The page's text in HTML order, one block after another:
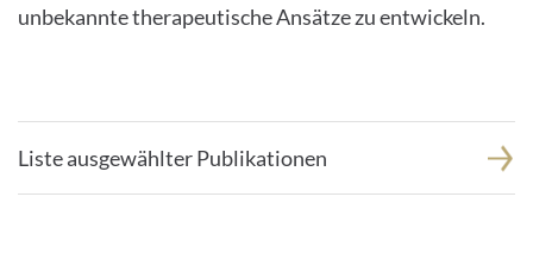
unbekannte therapeutische Ansätze zu entwickeln.
Liste ausgewählter Publikationen